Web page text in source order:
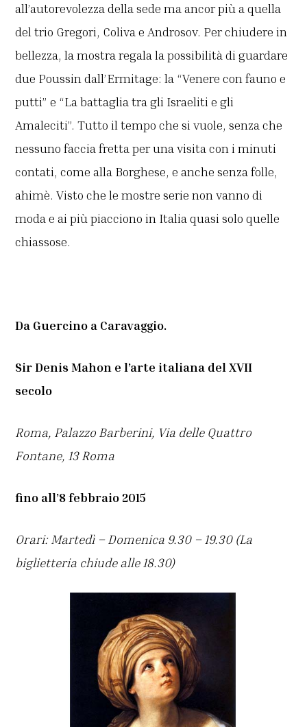
all’autorevolezza della sede ma ancor più a quella
del trio Gregori, Coliva e Androsov. Per chiudere in
bellezza, la mostra regala la possibilità di guardare
due Poussin dall’Ermitage: la “Venere con fauno e
putti” e “La battaglia tra gli Israeliti e gli
Amaleciti”. Tutto il tempo che si vuole, senza che
nessuno faccia fretta per una visita con i minuti
contati, come alla Borghese, e anche senza folle,
ahimè. Visto che le mostre serie non vanno di
moda e ai più piacciono in Italia quasi solo quelle
chiassose.
Da Guercino a Caravaggio.
Sir Denis Mahon e l’arte italiana del XVII
secolo
Roma, Palazzo Barberini, Via delle Quattro
Fontane, 13 Roma
fino all’8 febbraio 2015
Orari: Martedì – Domenica 9.30 – 19.30 (La
biglietteria chiude alle 18.30)